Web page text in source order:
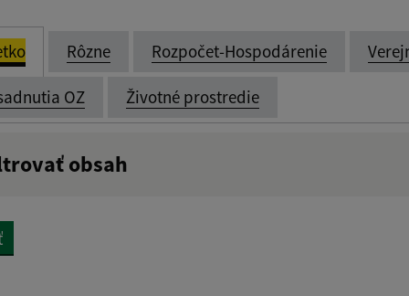
Rôzne Rozpočet-Hospodárenie
OZ Životné prostredie
obsah